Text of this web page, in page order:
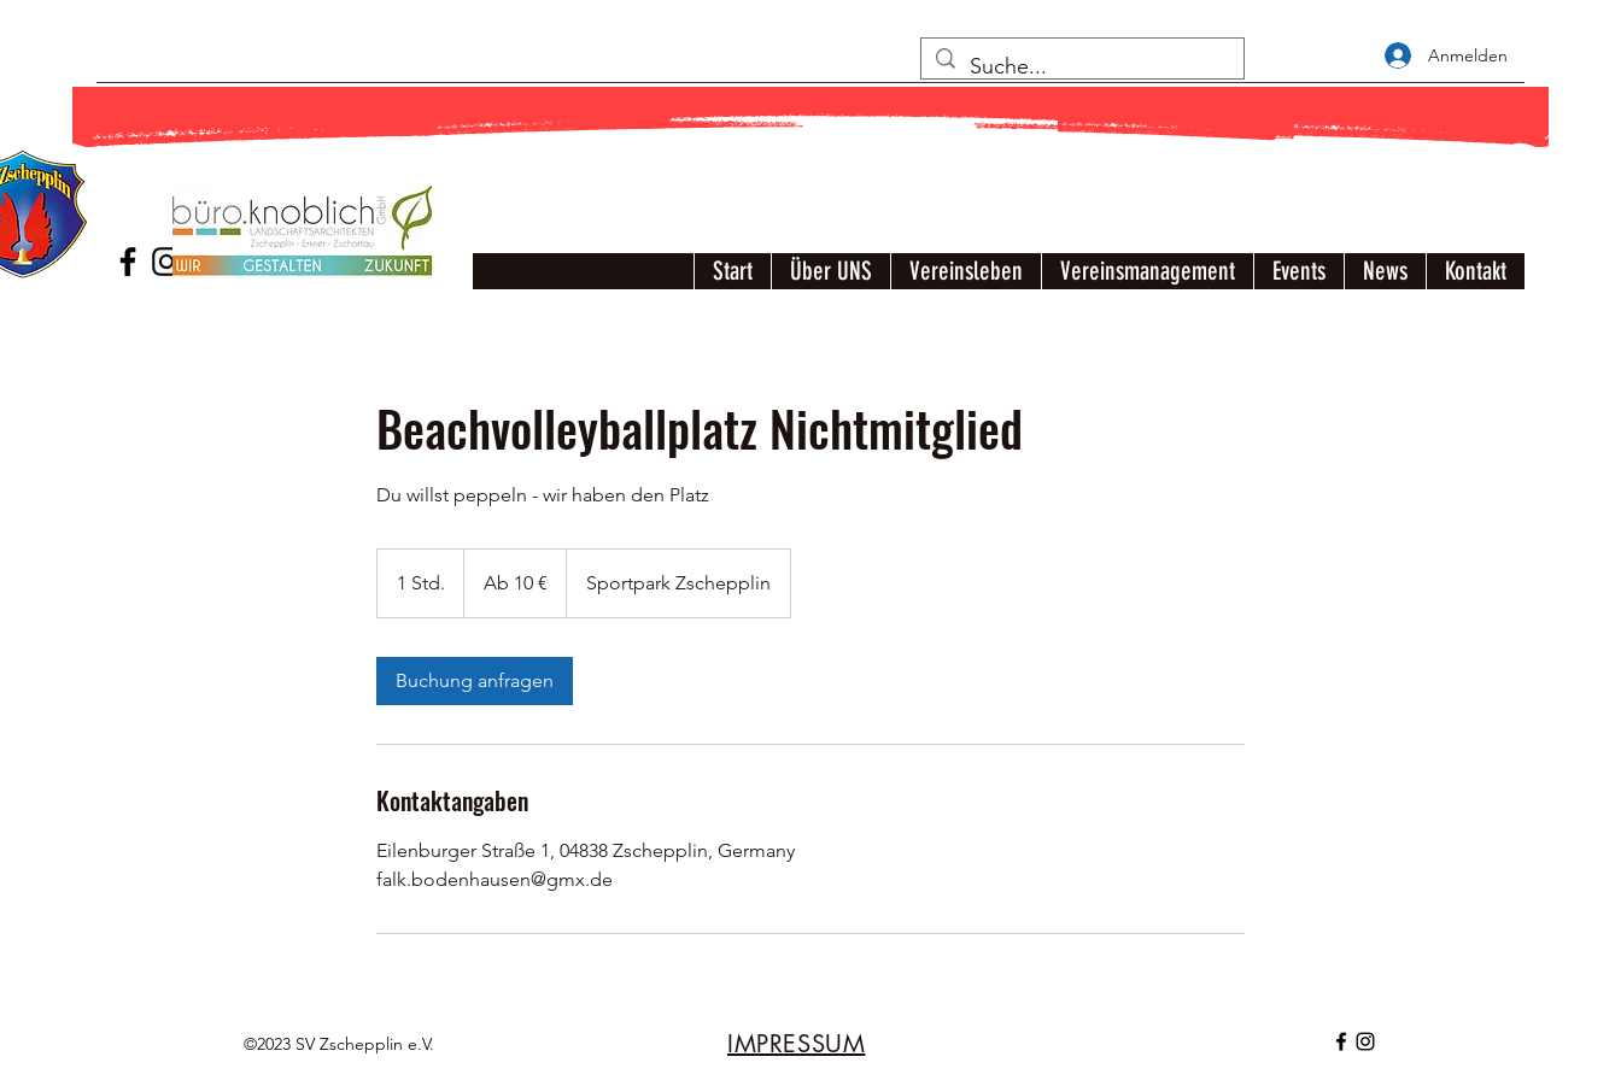
Anmelden
Start Über UNS Vereinsleben Vereinsmanagement Events News Kontakt
Beachvolleyballplatz Nichtmitglied
Du willst peppeln - wir haben den Platz
1 Std.
S
EuroAb 10 € Sportpark Zschepplin
Buchung anfragen
Kontaktangaben
Eilenburger Straße 1, 04838 Zschepplin, Germany
falk.bodenhausen@gmx.de
©2023 SV Zschepplin e.V. IMPRESSUM